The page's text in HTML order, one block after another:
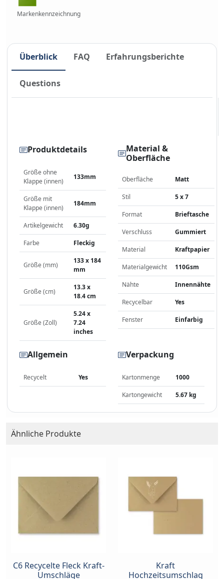
Markenkennzeichnung
Überblick FAQ Erfahrungsberichte
Questions
Produktdetails
Größe ohne
Klappe (innen)
133mm
Größe mit
Klappe (innen)
184mm
Artikelgewicht 6.30g
Farbe Fleckig
Größe (mm)
133 x 184
mm
Größe (cm)
13.3 x
18.4 cm
Größe (Zoll)
5.24 x
7.24
inches
Material &
Oberfläche
Oberfläche Matt
Stil 5 x 7
Format Brieftasche
Verschluss Gummiert
Material Kraftpapier
Materialgewicht 110Gsm
Nähte Innennähte
Recycelbar Yes
Fenster Einfarbig
Allgemein
Recycelt Yes
Verpackung
Kartonmenge 1000
Kartongewicht 5.67 kg
Ähnliche Produkte
C6 Recycelte Fleck Kraft-
Umschläge
Kraft
Hochzeitsumschlag